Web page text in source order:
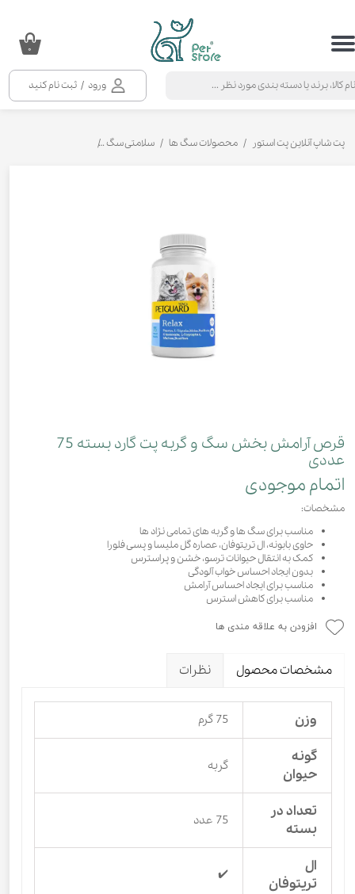
ورود / ثبت نام کنید
حساب کاربری من
خروج از حساب کاربری
۰
پت شاپ آنلاین پت استور محصولات سگ ها سلامتی سگ
قرص آرامش بخش سگ و گربه پت گارد بسته 75
عددی
اتمام موجودی
مشخصات:
مناسب برای سگ ها و گربه های تمامی نژاد ها
حاوی بابونه، ال تریتوفان، عصاره گل ملیسا و پسی فلورا
کمک به انتقال حیوانات ترسو، خشن و پراسترس
بدون ایجاد احساس خواب آلودگی
مناسب برای ایجاد احساس آرامش
مناسب برای کاهش استرس
افزودن به علاقه مندی ها
مشخصات محصول نظرات
وزن 75 گرم
گونه
حیوان
گربه
تعداد در
بسته
75 عدد
ال
تریتوفان
✔️